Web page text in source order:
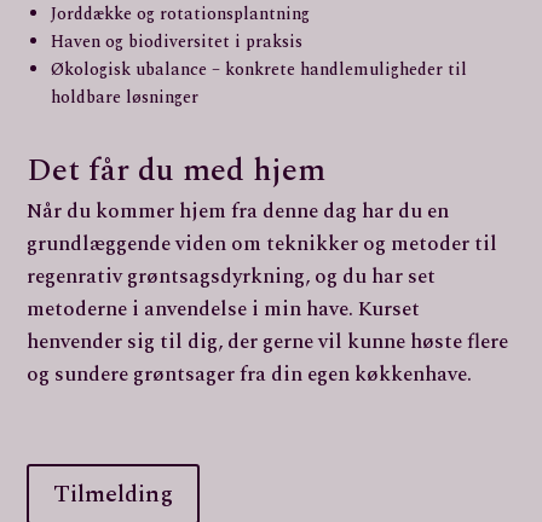
Jorddække og rotationsplantning
Haven og biodiversitet i praksis
Økologisk ubalance – konkrete handlemuligheder til
holdbare løsninger
Det får du med hjem
Når du kommer hjem fra denne dag har du en
grundlæggende viden om teknikker og metoder til
regenrativ grøntsagsdyrkning, og du har set
metoderne i anvendelse i min have. Kurset
henvender sig til dig, der gerne vil kunne høste flere
og sundere grøntsager fra din egen køkkenhave.
Tilmelding